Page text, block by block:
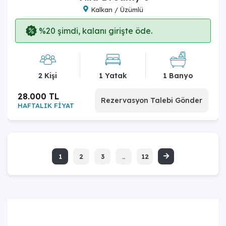
Kalkan / Üzümlü
%20 şimdi, kalanı girişte öde.
2 Kişi 1 Yatak 1 Banyo
HAFTALIK FİYAT
28.000 TL Rezervasyon Talebi Gönder
1 2 3 .. 12